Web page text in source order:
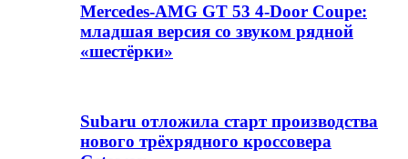
Mercedes-AMG GT 53 4-Door Coupe:
младшая версия со звуком рядной
«шестёрки»
Subaru отложила старт производства
нового трёхрядного кроссовера